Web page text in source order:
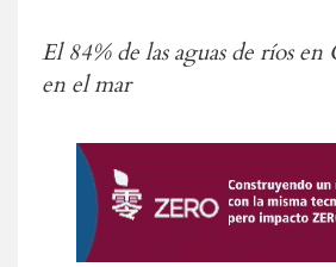
El 84% de las aguas de ríos en
en el mar